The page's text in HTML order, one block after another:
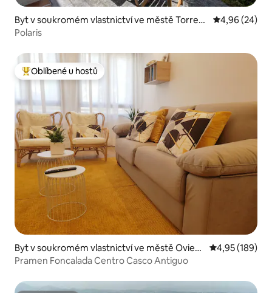
Byt v soukromém vlastnictví ve městě Torrete
jera
Průměrné
4,96 (24)
Polaris
Nejlepší v kategorii Oblíbené u hostů
Oblíbené u hostů
Byt v soukromém vlastnictví ve městě Ovied
o
Průměrné
4,95 (189)
Pramen Foncalada Centro Casco Antiguo